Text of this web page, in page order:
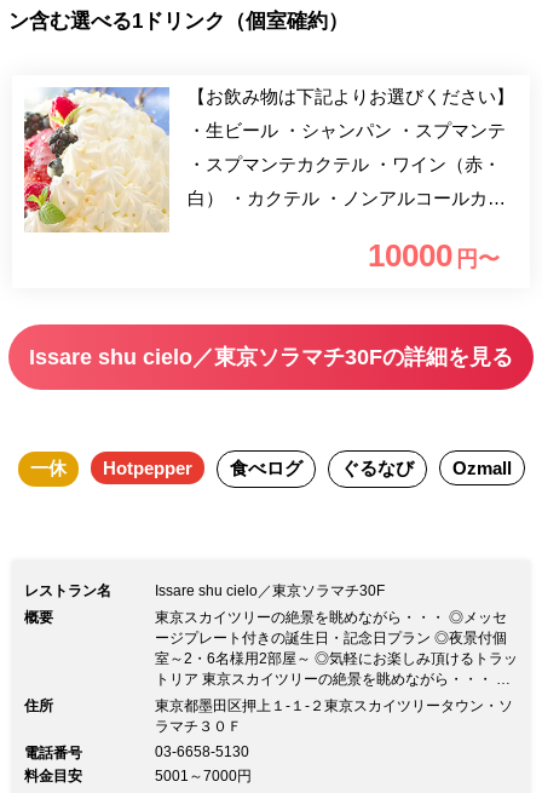
ン含む選べる1ドリンク（個室確約）
【お飲み物は下記よりお選びください】
・生ビール ・シャンパン ・スプマンテ
・スプマンテカクテル ・ワイン（赤・
白） ・カクテル ・ノンアルコールカク
の食材を使用した自慢のパスタなどをお
とお食事をお楽しみいただけます。 是
でご利用いただけます。 （別途2名様用
の個室もございます。）
10000 円〜
Issare shu cielo／東京ソラマチ30Fの詳細を見る
一休 Hotpepper 食べログ ぐるなび Ozmall
レストラン名
Issare shu cielo／東京ソラマチ30F
概要
東京スカイツリーの絶景を眺めながら・・・ ◎メッセ
ージプレート付きの誕生日・記念日プラン ◎夜景付個
室～2・6名様用2部屋～ ◎気軽にお楽しみ頂けるトラッ
トリア 東京スカイツリーの絶景を眺めながら・・・ ◎
メッセージプレート付きの誕生日・記念日プラン ◎夜
景付個室～2・6名様用2部屋～ ◎気軽にお楽しみ頂ける
「Issare shu」のセカンドブランド 東京スカイツリータ
ウン・ソラマチ30Fに位置し、 眼下に広がるパノラマ絶
住所
東京都墨田区押上１‐１‐２東京スカイツリータウン・ソ
ラマチ３０Ｆ
電話番号
03-6658-5130
料金目安
5001～7000円